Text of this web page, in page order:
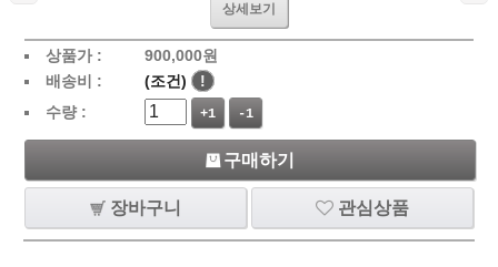
상세보기
상품가 : 900,000원
배송비 :
(조건)
!
수량 :
+1 -1
구매하기
장바구니 관심상품